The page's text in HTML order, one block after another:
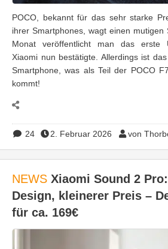
POCO, bekannt für das sehr starke
ihrer Smartphones, wagt einen mutigen
Monat veröffentlicht man das erste
Xiaomi nun bestätigte. Allerdings ist
Smartphone, was als Teil der POCO
kommt!
24 2. Februar 2026 von
NEWS Xiaomi Sound 2
Design, kleinerer Preis –
für ca. 169€